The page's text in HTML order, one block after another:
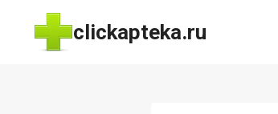
Перейти
содержимому
clickapteka.ru